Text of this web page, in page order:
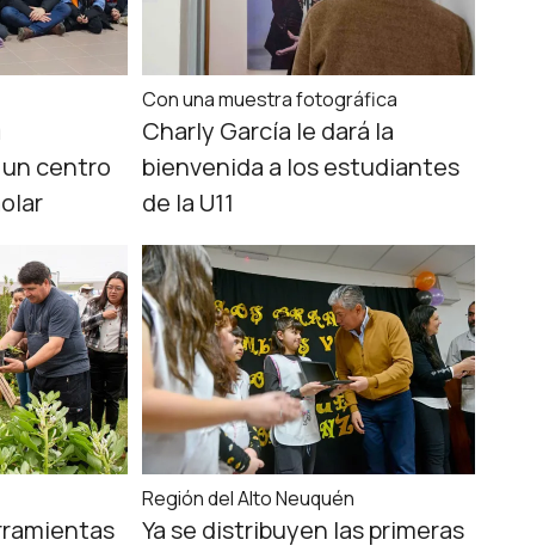
centro
Con una muestra fotográfica
Charly García le dará la
bienvenida a los estudiantes
de la U11
Región del Alto Neuquén
Ya se distribuyen las primeras